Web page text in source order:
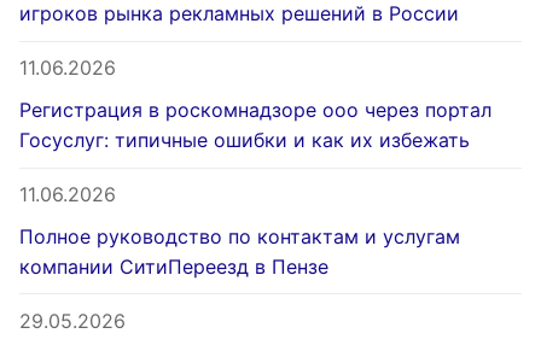
игроков рынка рекламных решений в России
11.06.2026
Регистрация в роскомнадзоре ооо через портал
Госуслуг: типичные ошибки и как их избежать
11.06.2026
Полное руководство по контактам и услугам
компании СитиПереезд в Пензе
29.05.2026